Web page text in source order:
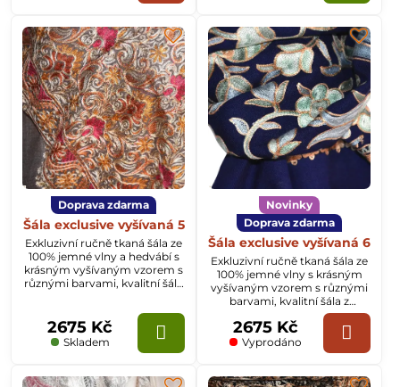
Doprava zdarma
Šála exclusive vyšívaná 5
Exkluzivní ručně tkaná šála ze
100% jemné vlny a hedvábí s
krásným vyšívaným vzorem s
různými barvami, kvalitní šála
Skladem
2675 Kč
Novinky
Doprava zdarma
Šála exclusive vyšívaná 6
Exkluzivní ručně tkaná šála ze
100% jemné vlny s krásným
vyšívaným vzorem s různými
barvami, kvalitní šála z
Kašmíru o rozměru
70x200cm.
Vyprodáno
2675 Kč